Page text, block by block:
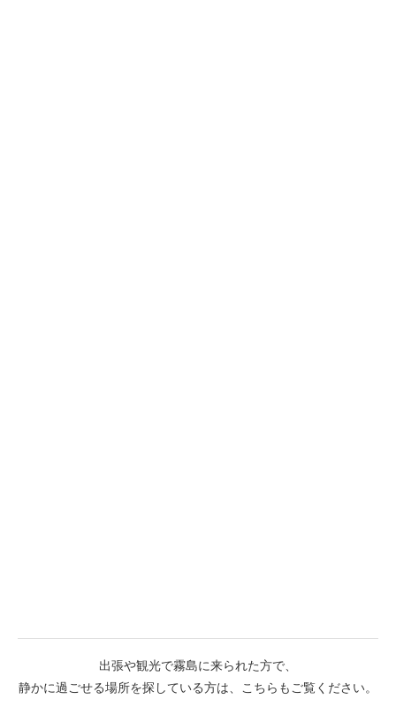
出張や観光で霧島に来られた方で、
静かに過ごせる場所を探している方は、こちらもご覧ください。